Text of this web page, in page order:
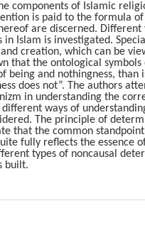
components of Islamic
is paid to the formula
are discerned.
Islam is investigated.
creation, which can be
that the ontological
being and nothingness, than
does not”. The authors
in understanding the
different ways of
The principle of
that the common
fully reflects the essence
types of noncausal
built.